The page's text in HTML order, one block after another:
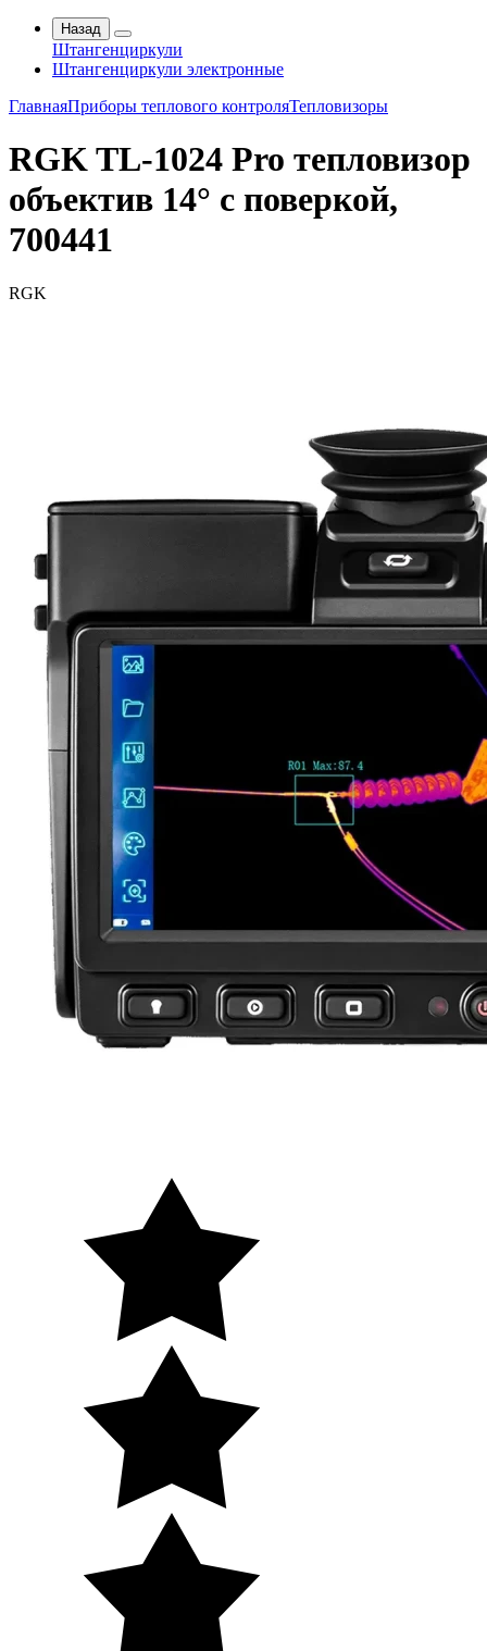
Назад
Штангенциркули
Штангенциркули электронные
ГлавнаяПриборы теплового контроляТепловизоры
RGK TL-1024 Pro тепловизор
объектив 14° с поверкой,
700441
RGK